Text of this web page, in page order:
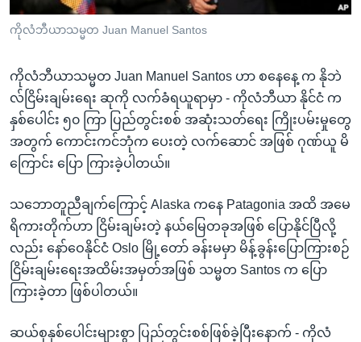
ကျော်
ကြည့်
ရှာဖွေ
ရန်
နေရာ
သို့
ကျော်
ကိုလံဘီယာသမ္မတ Juan Manuel Santos
ကိုလံဘီယာသမ္မတ Juan Manuel Santos ဟာ စနေနေ့ က နိုဘဲ
လ်ငြိမ်းချမ်းရေး ဆုကို လက်ခံရယူရာမှာ - ကိုလံဘီယာ နိုင်ငံ က
နှစ်ပေါင်း ၅၀ ကြာ ပြည်တွင်းစစ် အဆုံးသတ်ရေး ကြိုးပမ်းမှုတွေ
အတွက် ကောင်းကင်ဘုံက ပေးတဲ့ လက်ဆောင် အဖြစ် ဂုဏ်ယူ မိ
ကြောင်း ပြော ကြားခဲ့ပါတယ်။
သဘောတူညီချက်ကြောင့် Alaska ကနေ Patagonia အထိ အမေ
ရိကားတိုက်ဟာ ငြိမ်းချမ်းတဲ့ နယ်မြေတခုအဖြစ် ပြောနိုင်ပြီလို့
လည်း နော်ဝေနိုင်ငံ Oslo မြို့တော် ခန်းမမှာ မိန့်ခွန်းပြောကြားစဉ်
ငြိမ်းချမ်းရေးအထိမ်းအမှတ်အဖြစ် သမ္မတ Santos က ပြော
ကြားခဲ့တာ ဖြစ်ပါတယ်။
ဆယ်စုနှစ်ပေါင်းများစွာ ပြည်တွင်းစစ်ဖြစ်ခဲ့ပြီးနောက် - ကိုလံ